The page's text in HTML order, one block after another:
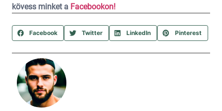
kövess minket a Facebookon!
Facebook Twitter LinkedIn Pinterest